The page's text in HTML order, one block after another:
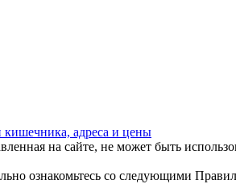
кишечника, адреса и цены
на сайте, не может быть
ознакомьтесь со следующими